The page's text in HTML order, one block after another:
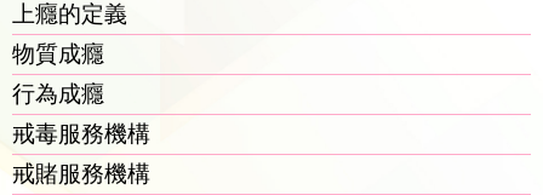
上癮的定義
物質成癮
行為成癮
戒毒服務機構
戒賭服務機構